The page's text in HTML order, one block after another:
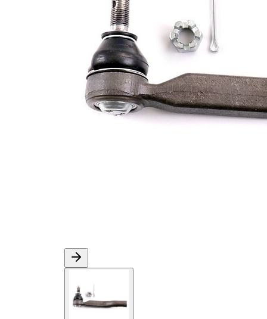
1,5
halindeki
numarası
VKDY
811005